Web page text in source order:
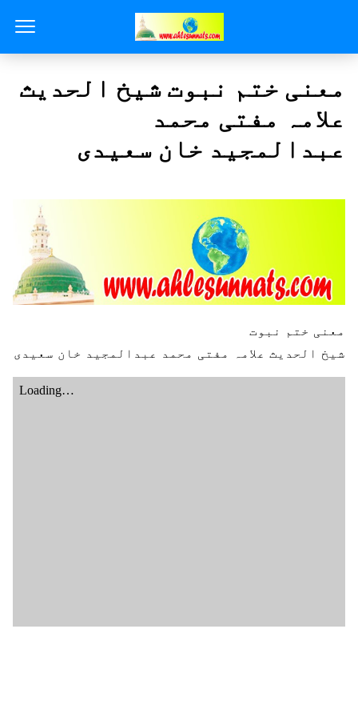
معنی ختم نبوت شیخ الحدیث
علامہ مفتی محمد
عبدالمجید خان سعیدی
معنی ختم نبوت
شیخ الحدیث علامہ مفتی محمد عبدالمجید خان سعیدی